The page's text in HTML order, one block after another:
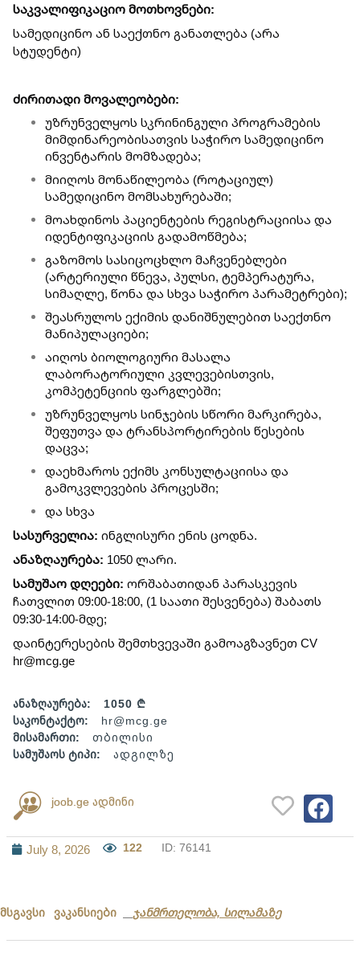
საკვალიფიკაციო მოთხოვნები:
სამედიცინო ან საექთნო განათლება (არა
სტუდენტი)
ძირითადი მოვალეობები:
უზრუნველყოს სკრინინგული პროგრამების
მიმდინარეობისათვის საჭირო სამედიცინო
ინვენტარის მომზადება;
მიიღოს მონაწილეობა (როტაციულ)
სამედიცინო მომსახურებაში;
მოახდინოს პაციენტების რეგისტრაციისა და
იდენტიფიკაციის გადამოწმება;
გაზომოს სასიცოცხლო მაჩვენებლები
(არტერიული წნევა, პულსი, ტემპერატურა,
სიმაღლე, წონა და სხვა საჭირო პარამეტრები);
შეასრულოს ექიმის დანიშნულებით საექთნო
მანიპულაციები;
აიღოს ბიოლოგიური მასალა
ლაბორატორიული კვლევებისთვის,
კომპეტენციის ფარგლებში;
უზრუნველყოს სინჯების სწორი მარკირება,
შეფუთვა და ტრანსპორტირების წესების
დაცვა;
დაეხმაროს ექიმს კონსულტაციისა და
გამოკვლევების პროცესში;
და სხვა
სასურველია: ინგლისური ენის ცოდნა.
ანაზღაურება: 1050 ლარი.
სამუშაო დღეები: ორშაბათიდან პარასკევის
ჩათვლით 09:00-18:00, (1 საათი შესვენება) შაბათს
09:30-14:00-მდე;
დაინტერესების შემთხვევაში გამოაგზავნეთ CV
hr@mcg.ge
ანაზღაურება:
1050 ₾
საკონტაქტო:
hr@mcg.ge
მისამართი:
თბილისი
სამუშაოს ტიპი:
ადგილზე
joob.ge ადმინი
July 8, 2026 122 ID: 76141
მსგავსი ვაკანსიები ჯანმრთელობა, სილამაზე